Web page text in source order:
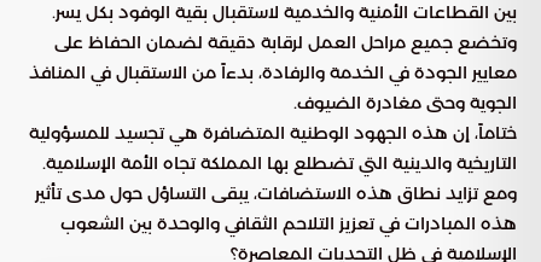
بين القطاعات الأمنية والخدمية لاستقبال بقية الوفود بكل يسر.
وتخضع جميع مراحل العمل لرقابة دقيقة لضمان الحفاظ على
معايير الجودة في الخدمة والرفادة، بدءاً من الاستقبال في المنافذ
الجوية وحتى مغادرة الضيوف.
ختاماً، إن هذه الجهود الوطنية المتضافرة هي تجسيد للمسؤولية
التاريخية والدينية التي تضطلع بها المملكة تجاه الأمة الإسلامية.
ومع تزايد نطاق هذه الاستضافات، يبقى التساؤل حول مدى تأثير
هذه المبادرات في تعزيز التلاحم الثقافي والوحدة بين الشعوب
الإسلامية في ظل التحديات المعاصرة؟